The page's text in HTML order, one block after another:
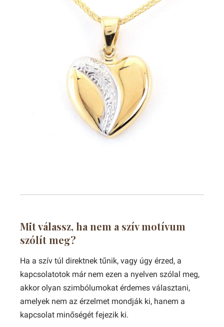
Mit válassz, ha nem a szív motívum
szólít meg?
Ha a szív túl direktnek tűnik, vagy úgy érzed, a
kapcsolatotok már nem ezen a nyelven szólal meg,
akkor olyan szimbólumokat érdemes választani,
amelyek nem az érzelmet mondják ki, hanem a
kapcsolat minőségét fejezik ki.